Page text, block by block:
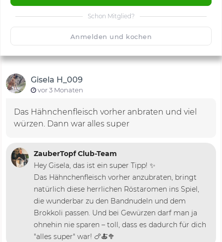
Schon Mitglied?
Anmelden und kochen
🙂 Speichern
Gisela H_009
vor 3 Monaten
Das Hähnchenfleisch vorher anbraten und viel
würzen. Dann war alles super
ZauberTopf Club-Team
Hey Gisela, das ist ein super Tipp! ✨
Das Hähnchenfleisch vorher anzubraten, bringt
natürlich diese herrlichen Röstaromen ins Spiel,
die wunderbar zu den Bandnudeln und dem
Brokkoli passen. Und bei Gewürzen darf man ja
ohnehin nie sparen – toll, dass es dadurch für dich
"alles super" war! 🍗🍝🥦